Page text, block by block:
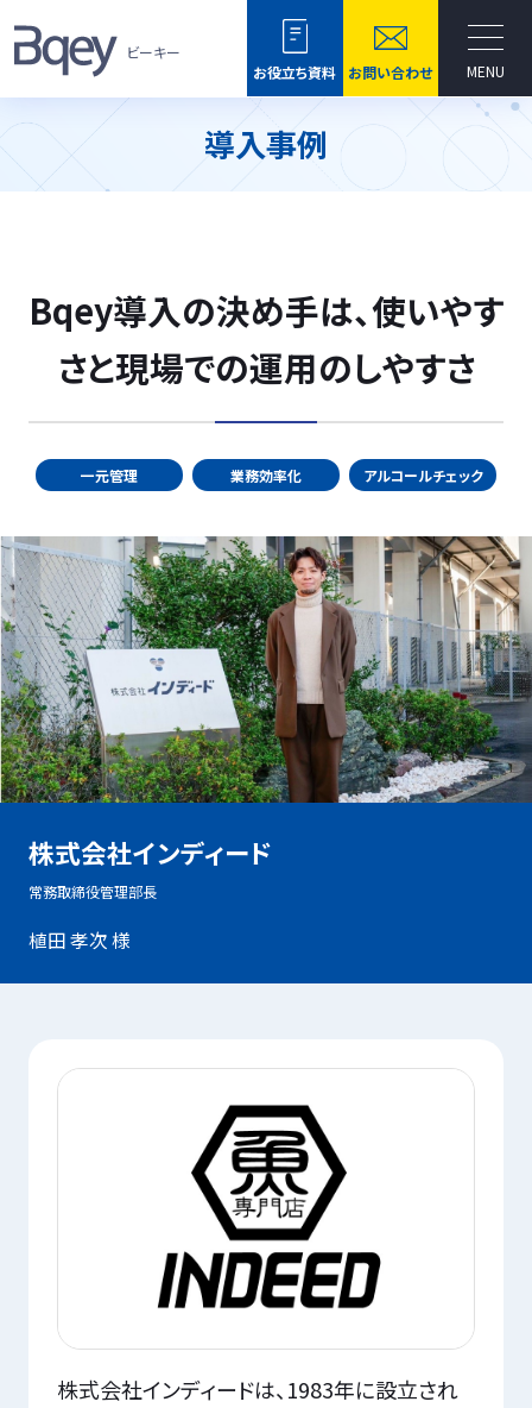
ビーキー
お役立ち資料
お問い合わせ MENU
導入事例
Bqey導入の決め手は、使いやす
さと現場での運用のしやすさ
一元管理 業務効率化 アルコールチェック
株式会社インディード
常務取締役管理部長
植田 孝次 様
株式会社インディードは、1983年に設立され